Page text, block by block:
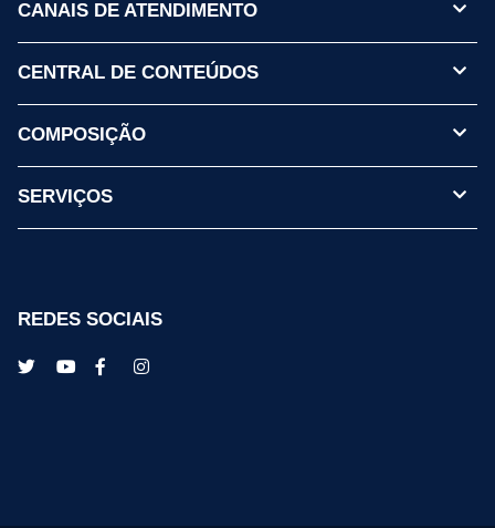
CANAIS DE ATENDIMENTO
CENTRAL DE CONTEÚDOS
COMPOSIÇÃO
SERVIÇOS
REDES SOCIAIS